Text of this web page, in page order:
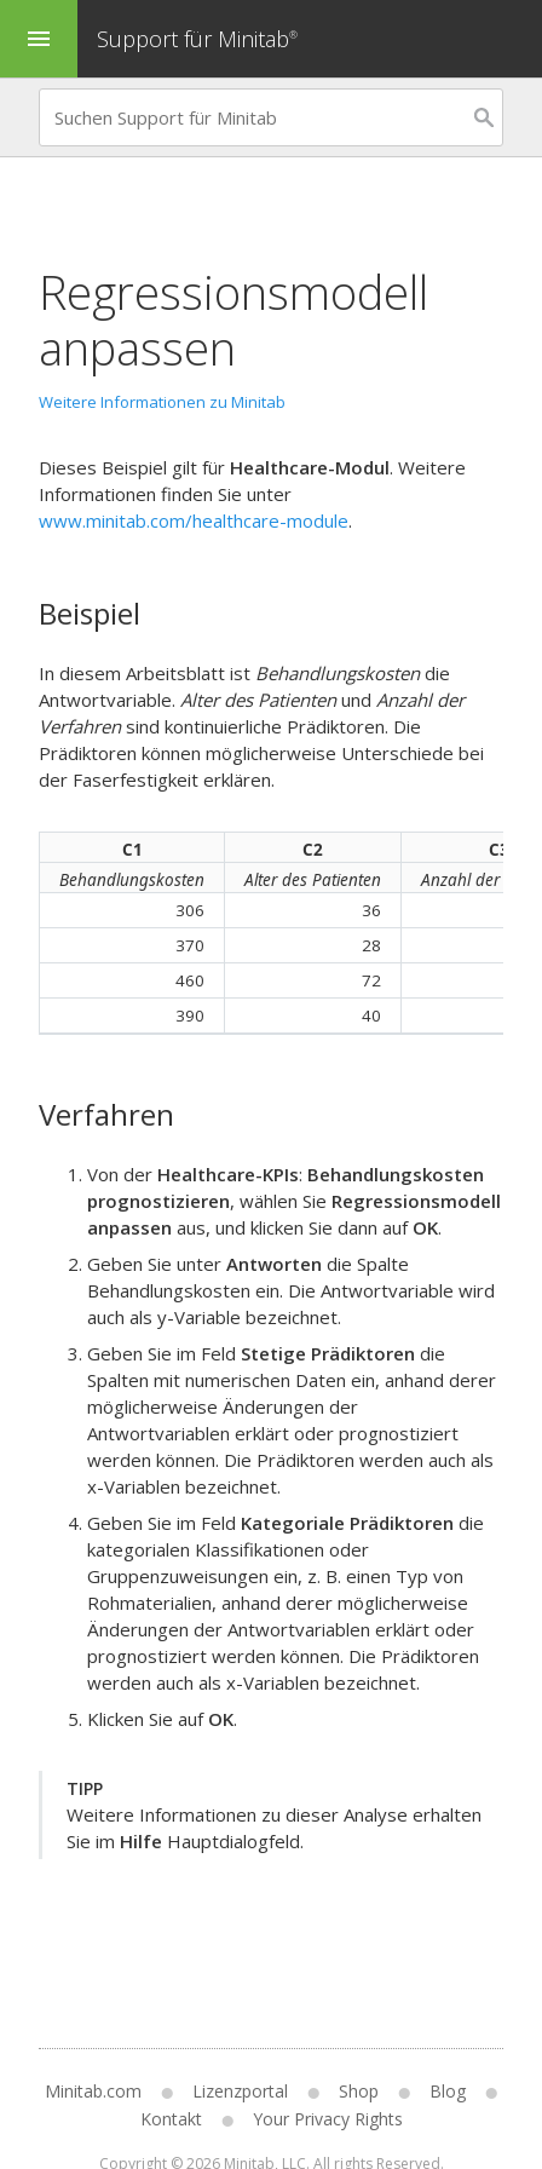
menu Support für Minitab®
Regressionsmodell
anpassen
Weitere Informationen zu Minitab
Dieses Beispiel gilt für Healthcare-Modul. Weitere
Informationen finden Sie unter
www.minitab.com/healthcare-module.
Beispiel
In diesem Arbeitsblatt ist Behandlungskostendie
Antwortvariable. Alter des Patientenund Anzahl der
Verfahrensind kontinuierliche Prädiktoren. Die
Prädiktoren können möglicherweise Unterschiede bei
der Faserfestigkeit erklären.
C1 C2
C3
Behandlungskosten
Alter des Patienten
Anzahl der
306
36
370
28
460
72
390
40
Verfahren
Von der Healthcare-KPIs: Behandlungskosten
prognostizieren, wählen Sie Regressionsmodell
anpassen aus, und klicken Sie dann auf OK.
Geben Sie unter Antworten die Spalte
Behandlungskosten ein. Die Antwortvariable wird
auch als y-Variable bezeichnet.
Geben Sie im Feld Stetige Prädiktoren die
Spalten mit numerischen Daten ein, anhand derer
möglicherweise Änderungen der
Antwortvariablen erklärt oder prognostiziert
werden können. Die Prädiktoren werden auch als
x-Variablen bezeichnet.
Geben Sie im Feld Kategoriale Prädiktoren die
kategorialen Klassifikationen oder
Gruppenzuweisungen ein, z. B. einen Typ von
Rohmaterialien, anhand derer möglicherweise
Änderungen der Antwortvariablen erklärt oder
prognostiziert werden können. Die Prädiktoren
werden auch als x-Variablen bezeichnet.
Klicken Sie auf OK.
TIPP
Weitere Informationen zu dieser Analyse erhalten
Sie im Hilfe Hauptdialogfeld.
Minitab.com Lizenzportal Shop
Blog
Kontakt
Your Privacy Rights
Copyright © 2026 Minitab, LLC. All rights Reserved.